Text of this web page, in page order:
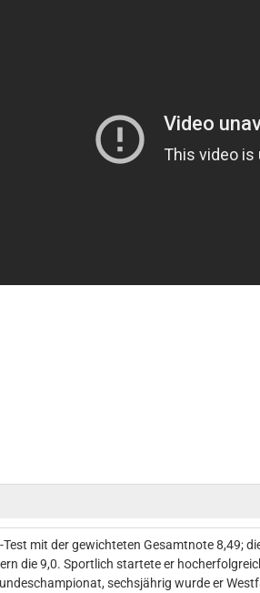
mit der gewichteten Gesamtnote 8,49;
die 9,0. Sportlich startete er
sechsjährig wurde er